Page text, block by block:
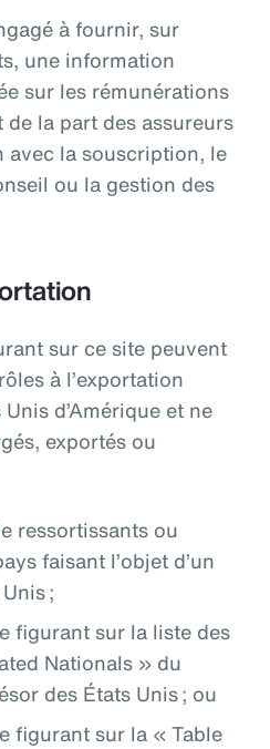
à fournir, sur
une information
sur les rémunérations
la part des assureurs
avec la souscription, le
ou la gestion des
sur ce site peuvent
à l’exportation
d’Amérique et ne
exportés ou
ressortissants ou
faisant l’objet d’un
;
figurant sur la liste des
Nationals » du
des États Unis ; ou
figurant sur la « Table